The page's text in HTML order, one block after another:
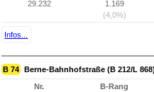
29.232
1.169
(4,0%)
Infos...
B 74 Berne-Bahnhofstraße (B 212/L
Nr.
B-Rang